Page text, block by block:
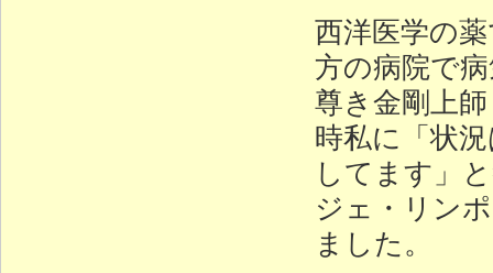
西洋医学の
方の病院で
尊き金剛上
時私に「状
してます」
ジェ・リン
ました。